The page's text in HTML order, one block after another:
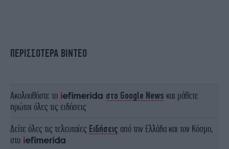
ΠΕΡΙΣΣΟΤΕΡΑ ΒΙΝΤΕΟ
Ακολουθήστε το στο Google News και μάθετε
πρώτοι όλες τις ειδήσεις
Δείτε όλες τις τελευταίες Ειδήσεις από την Ελλάδα και τον Κόσμο,
στο